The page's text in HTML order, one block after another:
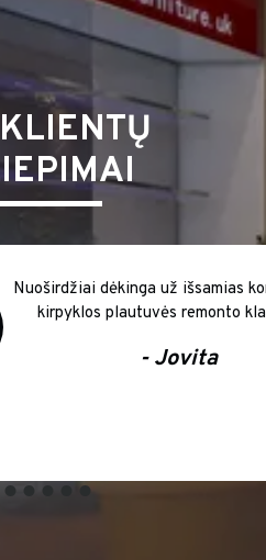
už išsamias konsultacijas
remonto klausimais